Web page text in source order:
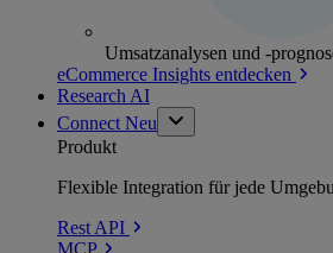
Umsatzanalysen und -
eCommerce Insights entdecken
Research AI
Connect Neu
Produkt
Flexible Integration für jede
Rest API
MCP